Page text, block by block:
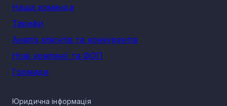
Наша команда
Тарифи
Аналіз клієнтів та конкурентів
Нові компанії та ФОП
Громади
Юридична інформація